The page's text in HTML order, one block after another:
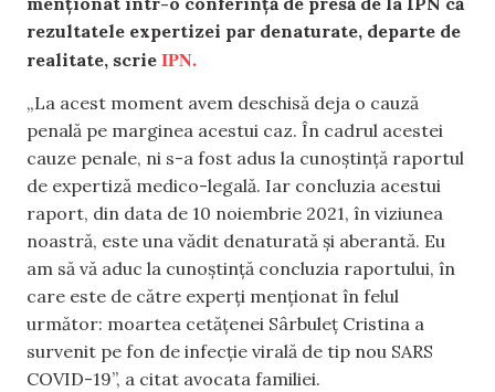
rezultatele expertizei par denaturate, departe de
realitate, scrie IPN.
„La acest moment avem deschisă deja o cauză
penală pe marginea acestui caz. În cadrul acestei
cauze penale, ni s-a fost adus la cunoștință raportul
de expertiză medico-legală. Iar concluzia acestui
raport, din data de 10 noiembrie 2021, în viziunea
noastră, este una vădit denaturată și aberantă. Eu
am să vă aduc la cunoștință concluzia raportului, în
care este de către experți menționat în felul
următor: moartea cetățenei Sârbuleț Cristina a
survenit pe fon de infecție virală de tip nou SARS
COVID-19”, a citat avocata familiei.